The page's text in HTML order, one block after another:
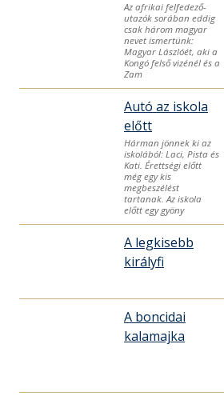
Az afrikai felfedező-
utazók sorában eddig
csak három magyar
nevet ismertünk:
Magyar Lászlóét, aki a
Kongó felső vizénél és a
Zam
Autó az iskola
előtt
Hárman jönnek ki az
iskolából: Laci, Pista és
Kati. Érettségi előtt
még egy kis
megbeszélést
tartanak. Az iskola
előtt egy gyöny
A legkisebb
királyfi
A boncidai
kalamajka